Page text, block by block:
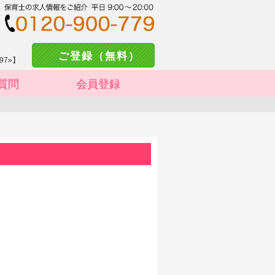
】 ご登録（無料）
問 会員登録